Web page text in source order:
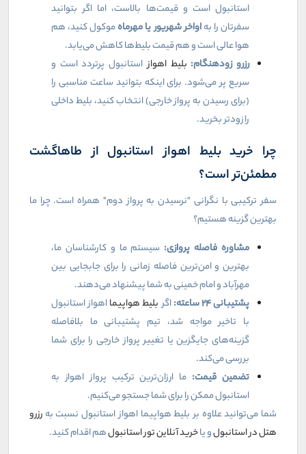
استانبول است و قیمت‌ها بالاست، اما اگر بتوانید
سفرتان را بهاواخر شهریور یا مهرماهموکول کنید، هم
هوا عالی است و هم قیمت بلیط‌ها کاهش می‌یابد.
رزرو زودهنگام: بلیط اهوازاستانبول پرتردد است و
سریع پر می‌شود. برای اینکه بتوانید ساعت مناسبی را
(برای رسیدن به پرواز خارجی) انتخاب کنید، بلیط داخلی
را زودتر بخرید.
چرا خرید بلیط اهواز استانبول از طاهاگشت
مطمئن‌تر است؟
سفر ترکیبی با نگرانی "نرسیدن به پرواز دوم" همراه است. چرا ما
بهترین گزینه هستیم؟
مشاوره فاصله پروازی: سیستم ما و کارشناسان ما،
بهترین و امن‌ترین فاصله زمانی را برای جابجایی بین
مهرآباد و امام خمینی به شما پیشنهاد می‌دهند.
پشتیبانی۲۴ساعته:اگربلیط هواپیمااهواز استانبول
با تاخیر مواجه شد، تیم پشتیبانی ما بلافاصله
گزینه‌های جایگزین یا تغییر پرواز خارجی را برای شما
بررسی می‌کند.
تضمین قیمت: ما ارزان‌ترین ترکیب پرواز اهواز به
استانبول ممکن را برای شما جستجو می‌کنیم.
شما می‌توانید علاوه بر بلیط هواپیما اهواز استانبول نسبت به رزرو
هتل در استانبولو یاخرید آنلاین تور استانبولهم اقدام کنید.